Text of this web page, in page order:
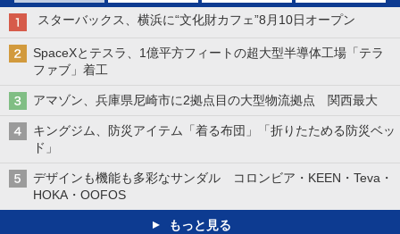
スターバックス、横浜に“文化財カフェ”8月10日オープン
SpaceXとテスラ、1億平方フィートの超大型半導体工場「テラ
ファブ」着工
アマゾン、兵庫県尼崎市に2拠点目の大型物流拠点 関西最大
キングジム、防災アイテム「着る布団」「折りたためる防災ベッ
ド」
デザインも機能も多彩なサンダル コロンビア・KEEN・Teva・
HOKA・OOFOS
もっと見る